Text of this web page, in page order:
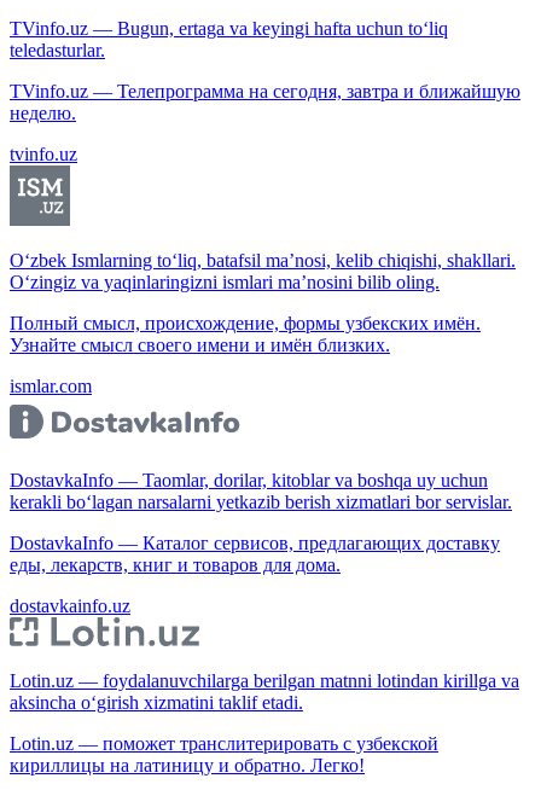
TVinfo.uz — Bugun, ertaga va keyingi hafta uchun to‘liq
teledasturlar.
TVinfo.uz — Телепрограмма на сегодня, завтра и ближайшую
неделю.
tvinfo.uz
O‘zbek Ismlarning to‘liq, batafsil ma’nosi, kelib chiqishi, shakllari.
O‘zingiz va yaqinlaringizni ismlari ma’nosini bilib oling.
Полный смысл, происхождение, формы узбекских имён.
Узнайте смысл своего имени и имён близких.
ismlar.com
DostavkaInfo — Taomlar, dorilar, kitoblar va boshqa uy uchun
kerakli bo‘lagan narsalarni yetkazib berish xizmatlari bor servislar.
DostavkaInfo — Каталог сервисов, предлагающих доставку
еды, лекарств, книг и товаров для дома.
dostavkainfo.uz
Lotin.uz — foydalanuvchilarga berilgan matnni lotindan kirillga va
aksincha o‘girish xizmatini taklif etadi.
Lotin.uz — поможет транслитерировать с узбекской
кириллицы на латиницу и обратно. Легко!